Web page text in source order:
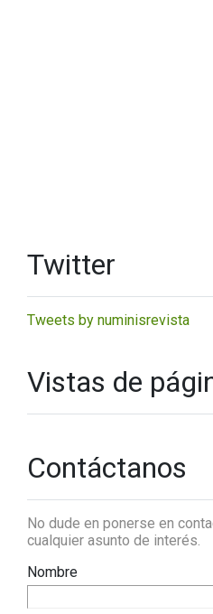
Twitter
Tweets by numinisrevista
Vistas de
Contáctanos
No dude en ponerse en
cualquier asunto de interés.
Nombre